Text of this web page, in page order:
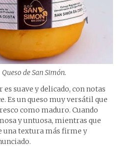
Queso de San Simón.
es suave y delicado, con notas
Es un queso muy versátil que
como maduro. Cuando
y untuosa, mientras que
una textura más firme y